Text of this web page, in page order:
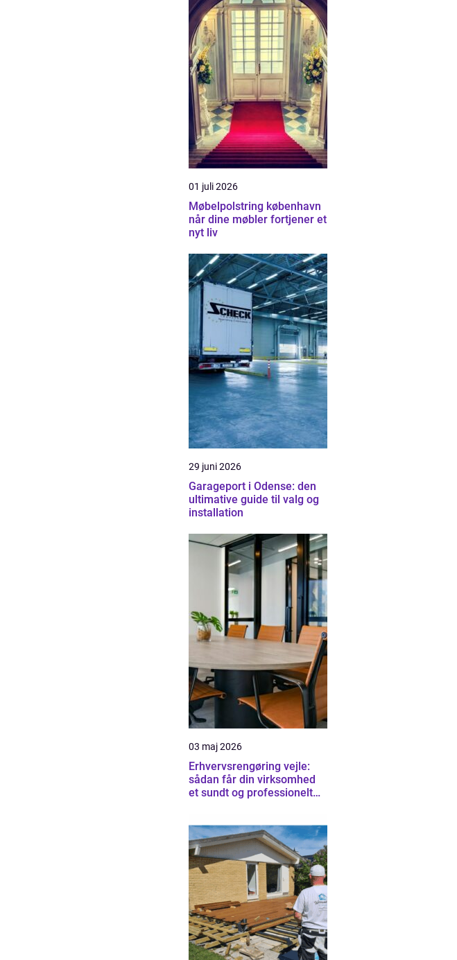
01 juli 2026
Møbelpolstring københavn
når dine møbler fortjener et
nyt liv
29 juni 2026
Garageport i Odense: den
ultimative guide til valg og
installation
03 maj 2026
Erhvervsrengøring vejle:
sådan får din virksomhed
et sundt og professionelt